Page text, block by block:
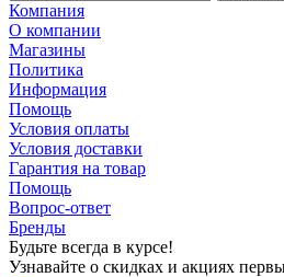
Компания
О компании
Магазины
Политика
Информация
Помощь
Условия оплаты
Условия доставки
Гарантия на товар
Помощь
Вопрос-ответ
Бренды
Будьте всегда в курсе!
Узнавайте о скидках и акциях